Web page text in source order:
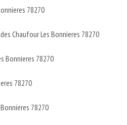
78270
Chaufour Les Bonnieres 78270
Bonnieres 78270
78270
78270